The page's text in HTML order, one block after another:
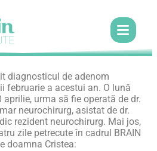
diagnosticul de adenom
februarie a acestui an. O lună
urma să fie operată de dr.
neurochirurg, asistat de dr.
rezident neurochirurg. Mai jos,
zile petrecute în cadrul BRAIN
doamna Cristea: